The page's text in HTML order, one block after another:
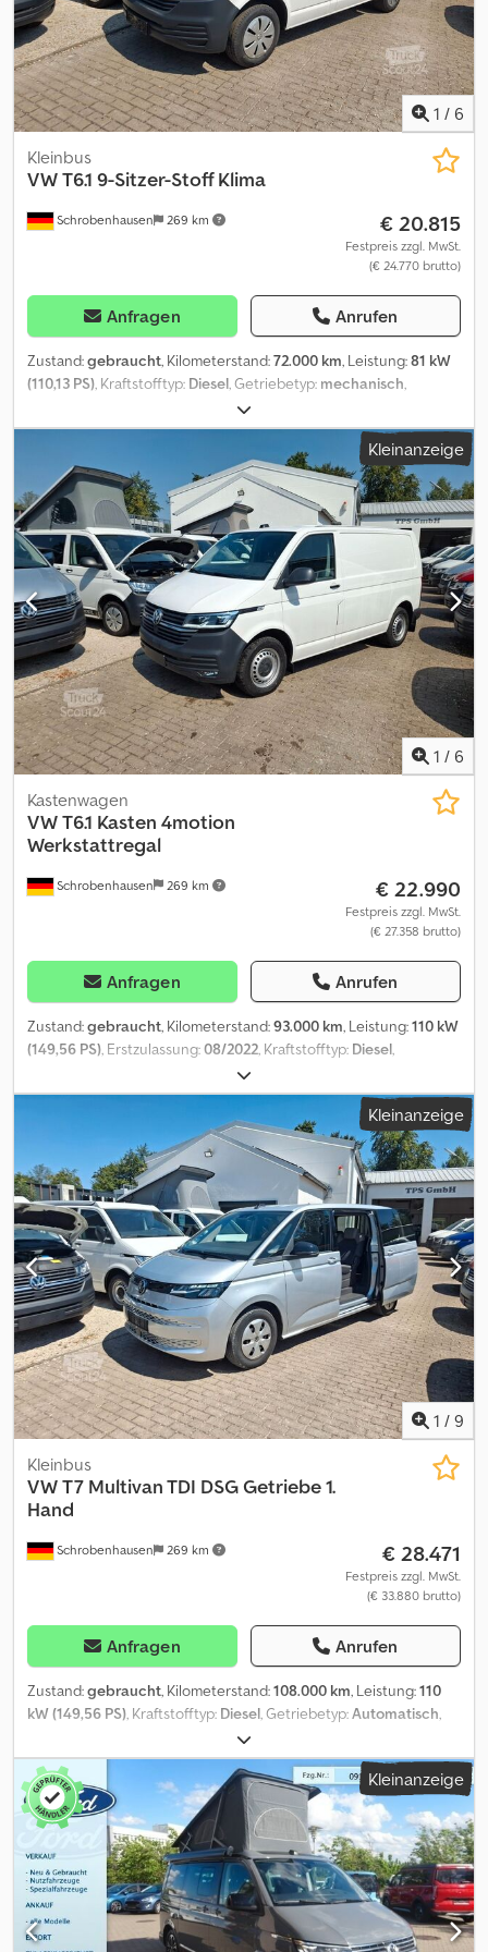
12.00 und 13.30-17.00 Uhr, Samstags von 9.00-11.30 Uhr
Csdezrqvwjpfx Ah Djha weitere Fahrzeuge auf :
1 / 6
Schrobenhausen 269 km
Kleinbus
VWT6.1 9-Sitzer-Stoff Klima
€ 20.815
Festpreis zzgl. MwSt.
(€ 24.770 brutto)
Anfragen Anrufen
Zustand:gebraucht, Kilometerstand:72.000 km, Leistung:81 kW
(110,13 PS), Kraftstofftyp: Diesel, Getriebetyp: mechanisch,
, Emissionsklasse:
Anzahl der Sitzplätze:9, Ausstattung:ABS, Elektronisches
Stabilitätsprogramm (ESP), Klimaanlage, Rußfilter,
Wegfahrsperre, Zentralverriegelung, Servo, elktr. Fensterheber,
beheizbare Außenspiegel, Radio, Zuheizer, 1. Hand, Scheckheft,
sehr sauber, bundesweite Anlieferung 295.-EUR + Mwst, AHK incl
Montage 790.-EUR + Mwst kein Reparaturstau, Werkstatt geprüft.
Probefahrt gerne möglich, bundesweite Anlieferung 295.-EUR +
Mwst Cedpfxozrqvkj Ah Deha Nr:716 Öffnungszeiten: Mo-Fr 8.00-
12.00 und 13.30-17.00 Uhr, Samstags von 9.00-11.30 Uhr weitere
Fahrzeuge auf :
Kleinanzeige
1 / 6
Schrobenhausen 269 km
Kastenwagen
VWT6.1 Kasten 4motion
Werkstattregal
€ 22.990
Festpreis zzgl. MwSt.
(€ 27.358 brutto)
Anfragen Anrufen
Zustand:gebraucht, Kilometerstand:93.000 km, Leistung:110 kW
(149,56 PS), Erstzulassung:08/2022, Kraftstofftyp: Diesel,
, nächste Prüfung (TÜV):
Weiß, Getriebetyp:mechanisch, Emissionsklasse:Euro6, Anzahl
ABS, Allradantrieb, Elektronisches
Stabilitätsprogramm (ESP), Klimaanlage, Navigationssystem,
Rußfilter, Standheizung, Zentralverriegelung
Kleinanzeige
1 / 9
Schrobenhausen 269 km
Kleinbus
VWT7 Multivan TDI DSG Getriebe 1.
Hand
€ 28.471
Festpreis zzgl. MwSt.
(€ 33.880 brutto)
Anfragen Anrufen
Zustand:gebraucht, Kilometerstand:108.000 km, Leistung:110
kW (149,56 PS), Kraftstofftyp: Diesel, Getriebetyp:Automatisch,
, nächste Prüfung (TÜV):
Emissionsklasse:Euro6, Farbe:Silber, Anzahl der Sitzplätze:5,
Ausstattung:
ABS, Elektronisches Stabilitätsprogramm (ESP),
Klimaanlage, Rußfilter, Wegfahrsperre
, Sonderausstattung:
Ausstattungs-Paket Licht + Sicht, Tagfahrlicht und
Assistenzfahrlicht mit Coming Home / Leaving Home,
Innenspiegel mit Abblendautomatik, Fahrassistenz-System:
Einparkhilfe vorn und hinten, Gepäckraum-Abtrennung /
Trennnetz, Lackierung: Metallic-Lackierung, Multifunktionstisch
verschiebbar, Radvollabdeckungen, Verglasung hinten
Kleinanzeige